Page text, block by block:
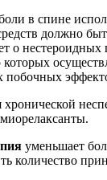
в спине
должно
о
побочных
хронической
уменьшает
количество